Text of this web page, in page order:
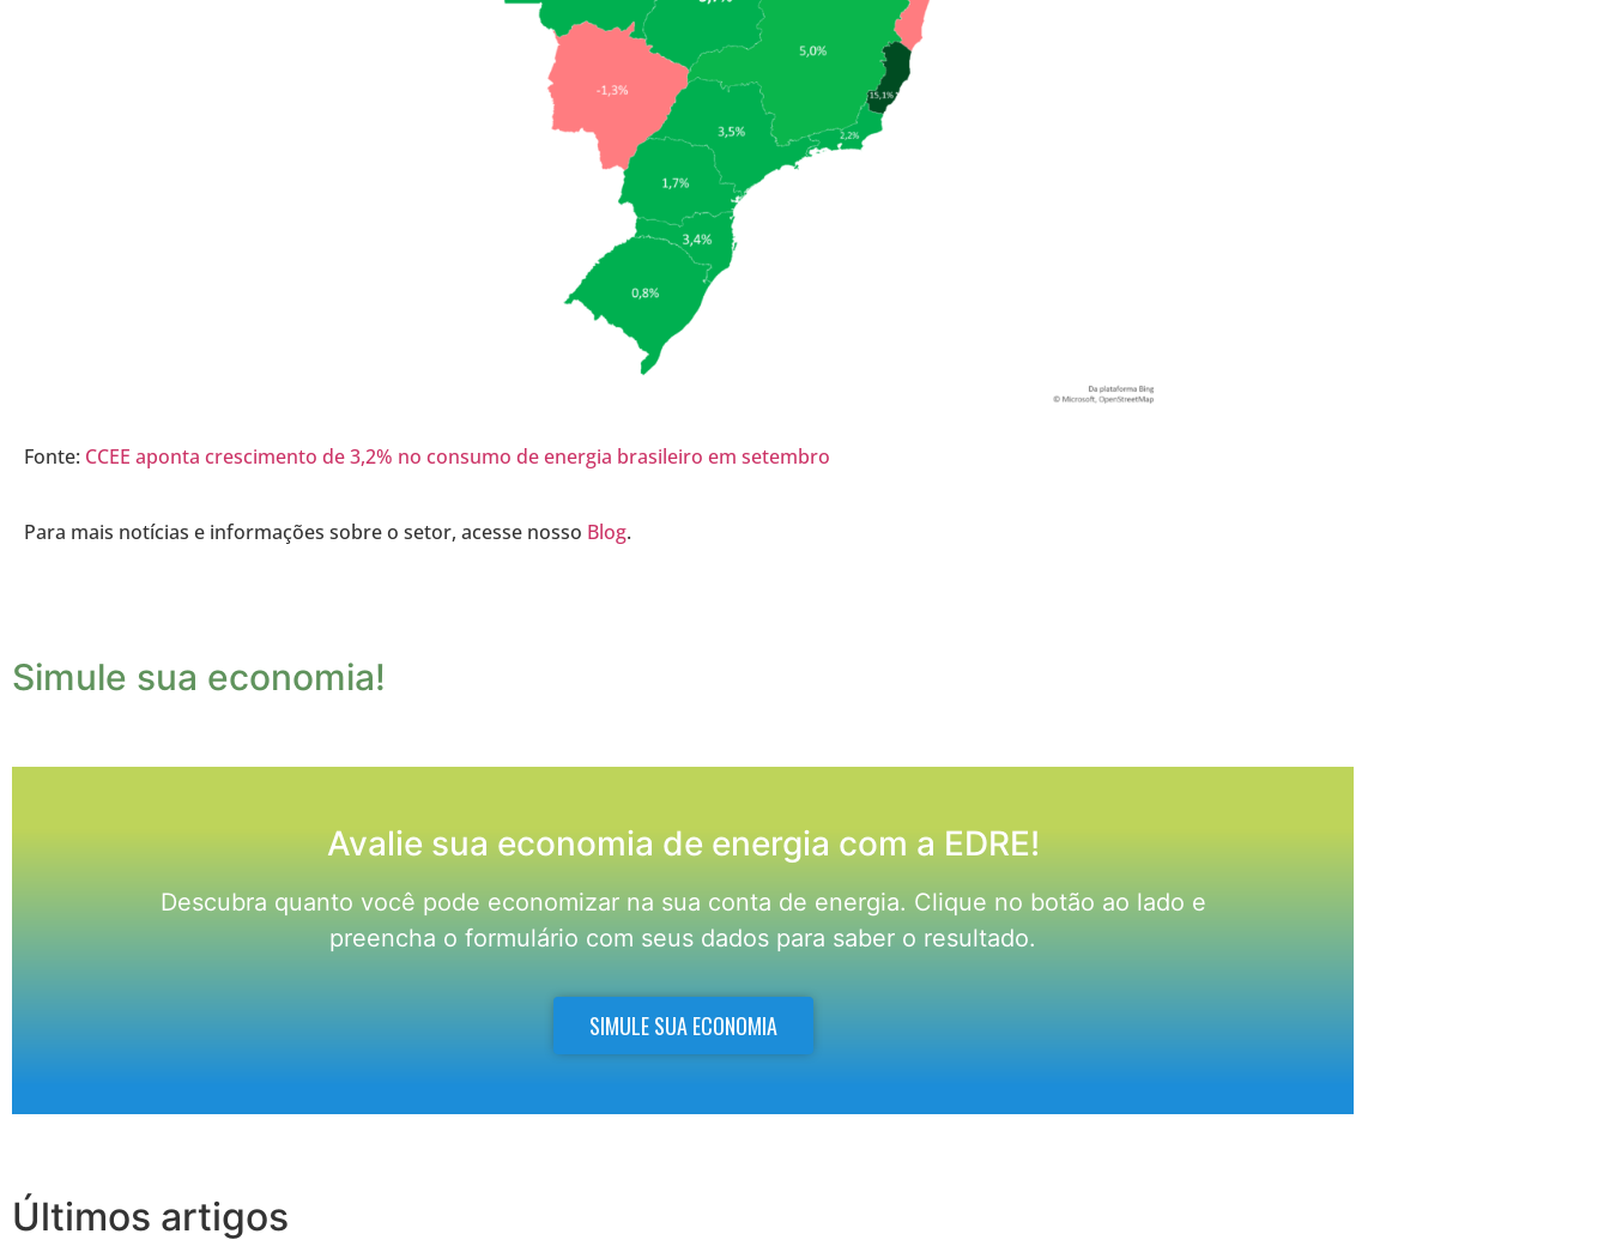
Fonte: CCEE aponta crescimento de 3,2% no consumo de energia brasileiro em setembro
Para mais notícias e informações sobre o setor, acesse nosso Blog.
Simule sua economia!
Avalie sua economia de energia com a EDRE!
Descubra quanto você pode economizar na sua conta de energia. Clique no botão ao lado e
preencha o formulário com seus dados para saber o resultado.
SIMULE SUA ECONOMIA
Últimos artigos